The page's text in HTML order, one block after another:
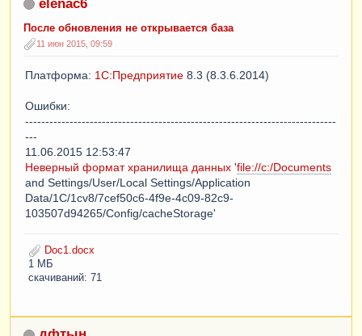
elenac6
После обновления не открывается база
11 июн 2015, 09:59
Платформа: 1С:Предприятие 8.3 (8.3.6.2014)
Ошибки:
-----------------------------------------------------------------------------
---
11.06.2015 12:53:47
Неверный формат хранилища данных 'file://c:/Documents
and Settings/User/Local Settings/Application
Data/1C/1cv8/7cef50c6-4f9e-4c09-82c9-
103507d94265/Config/cacheStorage'
Doc1.docx
1 МБ
скачиваний: 71